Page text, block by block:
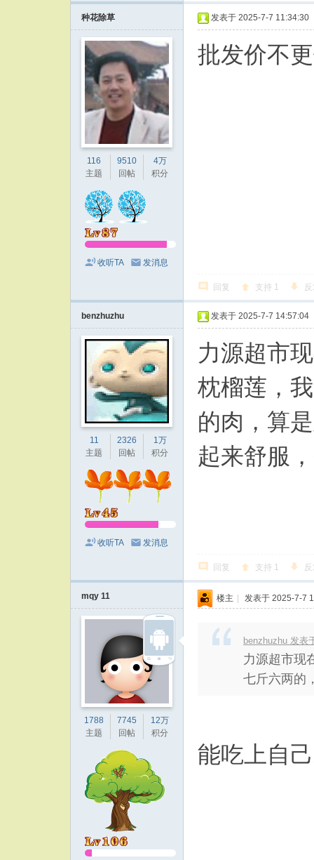
种花除草
116
主题
9510
回帖
4万
积分
收听TA 发消息
发表于 2025-7-7 11:34:30
批发价不
回复 支持 1
benzhuzhu
11
主题
2326
回帖
1万
积分
收听TA 发消息
发表于 2025-7-7 14:57:04
力源超市
枕榴莲，
的肉，算
起来舒服
回复 支持 1
mqy 11
1788
主题
7745
回帖
12万
积分
楼主 | 发表于 2025-7-7
benzhuzhu 发表
力源超市现
七斤六两的
能吃上自